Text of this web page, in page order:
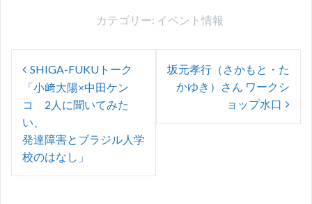
o
o
e
at
A
p
p
カテゴリー: イベント情報
投
稿
ナ
ビ
ゲ
SHIGA-FUKUトーク
「小﨑大陽×中田ケン
コ 2人に聞いてみた
い、
発達障害とブラジル人学
校のはなし」
坂元孝行（さかもと・た
かゆき）さん ワークシ
ョップ水口